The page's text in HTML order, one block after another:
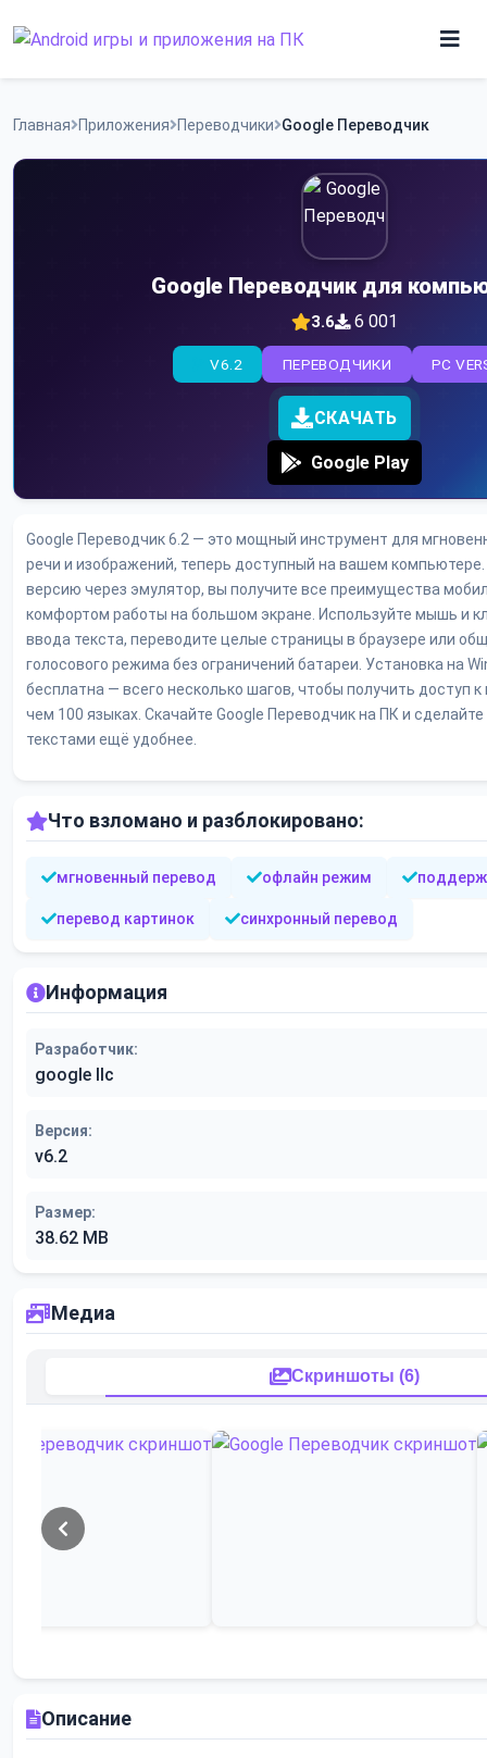
to
Приложения
Главная Приложения Переводчики Google Переводчик
Google Переводчик для
3.6 6 001
PC
ПЕРЕВОДЧИКИ
V6.2
СКАЧАТЬ
Google Play
Google Переводчик 6.2 — это мощный инструмент для
речи и изображений, теперь доступный на вашем
версию через эмулятор, вы получите все преимущества
комфортом работы на большом экране. Используйте мышь и
ввода текста, переводите целые страницы в браузере или
голосового режима без ограничений батареи. Установка на
бесплатна — всего несколько шагов, чтобы получить доступ
чем 100 языках. Скачайте Google Переводчик на ПК и
текстами ещё удобнее.
Что взломано и разблокировано:
мгновенный перевод офлайн режим
перевод картинок синхронный перевод
Информация
Разработчик:
google llc
Версия:
v6.2
Размер:
38.62 MB
Медиа
Скриншоты (6)
Описание